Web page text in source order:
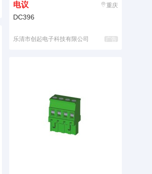
电议 重庆
DC396
乐清市创起电子科技有限公司 广告